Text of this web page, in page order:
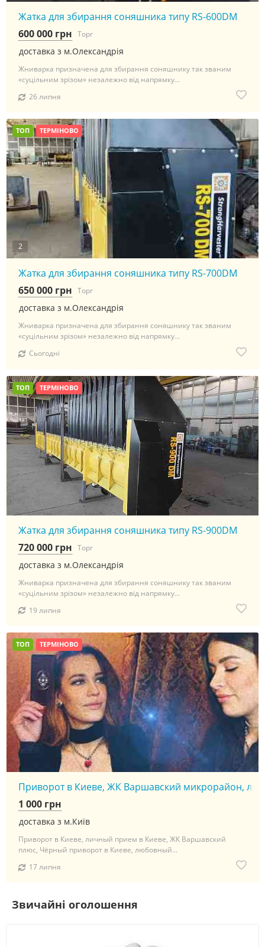
Жатка для збирання соняшника типу RS-600DM
доставка з м.Олександрія
600 000 грн Торг
Жниварка призначена для збирання соняшнику так званим
«суцільним зрізом» незалежно від напрямку...
26 липня
ТОП ТЕРМІНОВО
2
Жатка для збирання соняшника типу RS-700DM
доставка з м.Олександрія
650 000 грн Торг
Жниварка призначена для збирання соняшнику так званим
«суцільним зрізом» незалежно від напрямку...
Сьогодні
ТОП ТЕРМІНОВО
Жатка для збирання соняшника типу RS-900DM
доставка з м.Олександрія
720 000 грн Торг
Жниварка призначена для збирання соняшнику так званим
«суцільним зрізом» незалежно від напрямку...
19 липня
ТОП ТЕРМІНОВО
Приворот в Киеве, ЖК Варшавский микрорайон,
доставка з м.Київ
1 000 грн
Приворот в Киеве, личный прием в Киеве, ЖК Варшавский
плюс, Чёрный приворот в Киеве, любовный...
17 липня
Звичайні оголошення